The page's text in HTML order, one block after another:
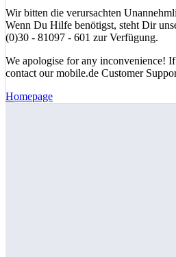
Wir bitten die verursachten
Wenn Du Hilfe benötigst, steht Dir
(0)30 - 81097 - 601 zur Verfügung.
We apologise for any inconvenience!
contact our mobile.de Customer
Homepage